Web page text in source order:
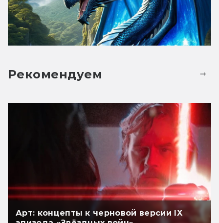
Рекомендуем
Арт: концепты к черновой версии IX